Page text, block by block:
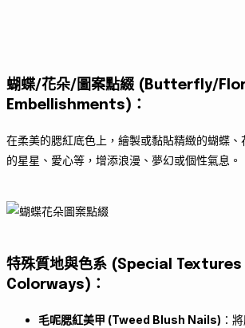
蝴蝶/花朵/圖案點綴 (Butterfly/
Embellishments) ：
在柔美的腮紅底色上，繪製或黏貼精緻的蝴蝶
的星星、愛心等，增添浪漫、夢幻或個性氣息。
特殊質地與色系 (Special Textures
Colorways) ：
毛呢腮紅美甲 (Tweed Blush Nails) ：